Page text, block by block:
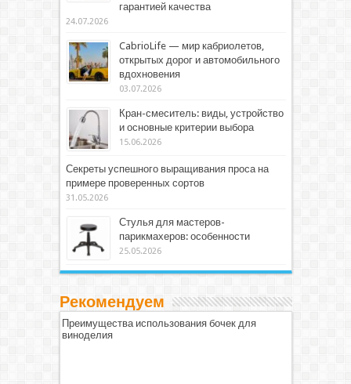
гарантией качества
24.07.2026
CabrioLife — мир кабриолетов,
открытых дорог и автомобильного
вдохновения
03.07.2026
Кран-смеситель: виды, устройство
и основные критерии выбора
15.06.2026
Секреты успешного выращивания проса на
примере проверенных сортов
31.05.2026
Стулья для мастеров-
парикмахеров: особенности
25.05.2026
Рекомендуем
Преимущества использования бочек для
виноделия